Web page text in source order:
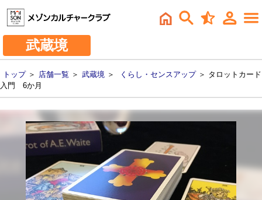
武蔵境
トップ＞ 店舗一覧 ＞ 武蔵境 ＞ くらし・センスアップ＞ タロットカード
入門 6か月